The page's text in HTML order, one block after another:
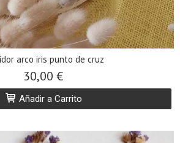
arco iris punto de cruz
30,00 €
Añadir a Carrito